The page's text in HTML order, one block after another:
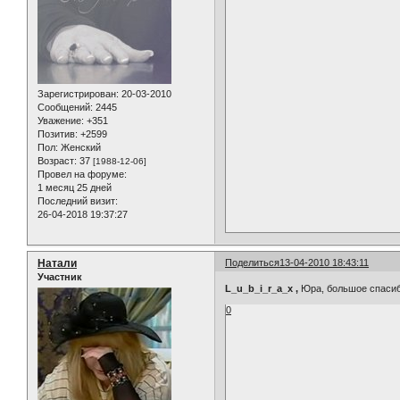
Зарегистрирован: 20-03-2010
Сообщений: 2445
Уважение: +351
Позитив: +2599
Пол: Женский
Возраст: 37 [1988-12-06]
Провел на форуме:
1 месяц 25 дней
Последний визит:
26-04-2018 19:37:27
Поделиться13-04-2010 18:43:11
Натали
Участник
L_u_b_i_r_a_x , Юра, большое
0